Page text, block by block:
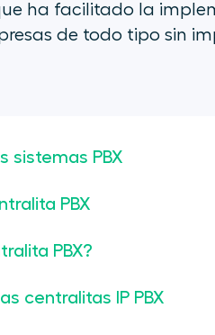
ha facilitado la
de todo tipo sin
sistemas PBX
PBX
PBX?
centralitas IP PBX